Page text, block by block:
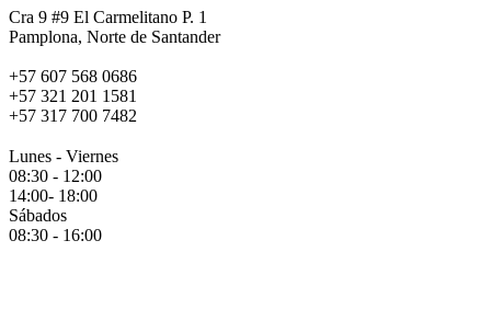
Cra 9 #9 El Carmelitano P. 1
Pamplona, Norte de Santander
+57 607 568 0686
+57 321 201 1581
+57 317 700 7482
Lunes - Viernes
08:30 - 12:00
14:00- 18:00
Sábados
08:30 - 16:00